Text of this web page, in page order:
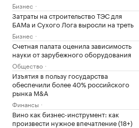
Бизнес
Затраты на строительство ТЭС для
БАМа и Сухого Лога выросли на треть
Бизнес
Счетная палата оценила зависимость
науки от зарубежного оборудования
Общество
Изъятия в пользу государства
обеспечили более 40% российского
рынка M&A
Финансы
Вино как бизнес-инструмент: как
произвести нужное впечатление (18+)